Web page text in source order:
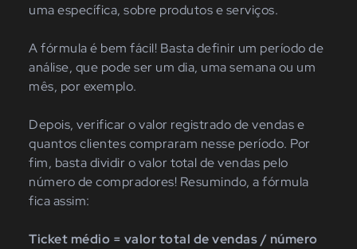
uma específica, sobre produtos e serviços.
A fórmula é bem fácil! Basta definir um período de
análise, que pode ser um dia, uma semana ou um
mês, por exemplo.
Depois, verificar o valor registrado de vendas e
quantos clientes compraram nesse período. Por
fim, basta dividir o valor total de vendas pelo
número de compradores! Resumindo, a fórmula
fica assim:
Ticket médio = valor total de vendas / número